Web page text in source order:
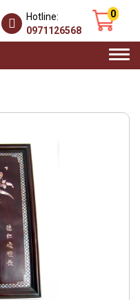
0
Hotline:
0971126568